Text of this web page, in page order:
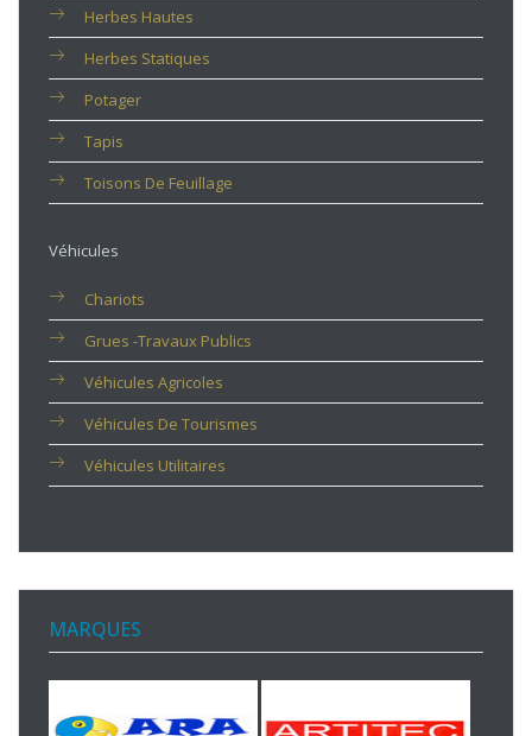
Herbes Hautes
Herbes Statiques
Potager
Tapis
Toisons De Feuillage
Véhicules
Chariots
Grues -travaux Publics
Véhicules Agricoles
Véhicules De Tourismes
Véhicules Utilitaires
MARQUES